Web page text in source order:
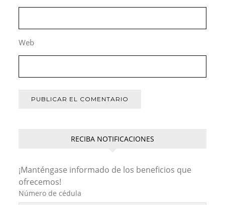
Web
RECIBA NOTIFICACIONES
¡Manténgase informado de los beneficios que
ofrecemos!
Número de cédula